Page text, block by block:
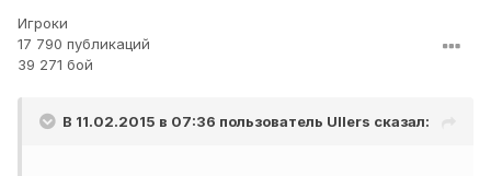
Игроки
17 790 публикаций
39 271 бой
В 11.02.2015 в 07:36 пользователь Ullers сказал: